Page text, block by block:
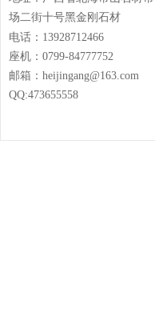
场二街十号黑金刚石材
电话：13928712466
座机：0799-84777752
邮箱：heijingang@163.com
QQ:473655558